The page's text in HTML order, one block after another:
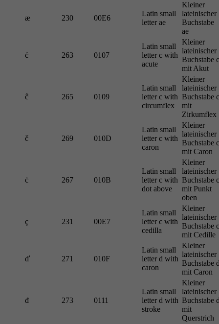
æ 230 00E6
Latin small
letter ae
Kleiner
lateinischer
Buchstabe
ae
ć 263 0107
Latin small
letter c with
acute
Kleiner
lateinischer
Buchstabe c
mit Akut
ĉ 265 0109
Latin small
letter c with
circumflex
Kleiner
lateinischer
Buchstabe c
mit
Zirkumflex
č 269 010D
Latin small
letter c with
caron
Kleiner
lateinischer
Buchstabe c
mit Caron
ċ 267 010B
Latin small
letter c with
dot above
Kleiner
lateinischer
Buchstabe c
mit Punkt
oben
ç 231 00E7
Latin small
letter c with
cedilla
Kleiner
lateinischer
Buchstabe c
mit Cedille
ď 271 010F
Latin small
letter d with
caron
Kleiner
lateinischer
Buchstabe
mit Caron
đ 273 0111
Latin small
letter d with
stroke
Kleiner
lateinischer
Buchstabe
mit
Querstrich